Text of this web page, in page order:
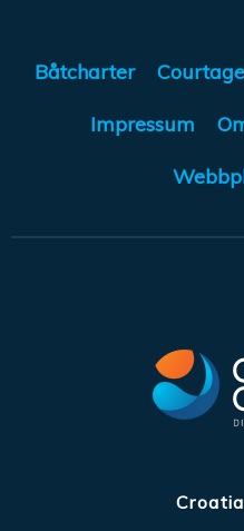
Båtcharter Courtage
Impressum